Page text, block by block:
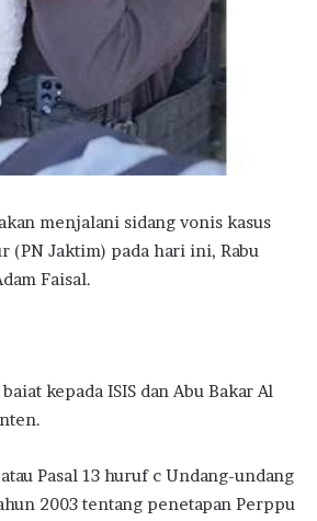
menjalani sidang vonis kasus
(PN Jaktim) pada hari ini, Rabu
Faisal.
kepada ISIS dan Abu Bakar Al
Pasal 13 huruf c Undang-undang
2003 tentang penetapan Perppu